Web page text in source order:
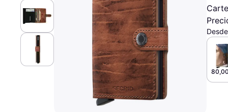
Klarna en Apple
Directorio de